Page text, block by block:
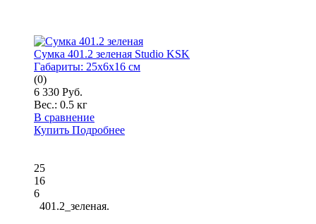
Сумка 401.2 зеленая Studio KSK
Габариты: 25x6x16 см
(0)
6 330 Руб.
Вес.: 0.5 кг
В сравнение
Купить Подробнее
25
16
6
401.2_зеленая.